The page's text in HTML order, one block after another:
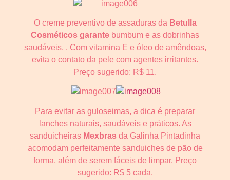
O creme preventivo de assaduras da Betulla
Cosméticos garante bumbum e as dobrinhas
saudáveis, . Com vitamina E e óleo de amêndoas,
evita o contato da pele com agentes irritantes.
Preço sugerido: R$ 11.
Para evitar as guloseimas, a dica é preparar
lanches naturais, saudáveis e práticos. As
sanduicheiras Mexbras da Galinha Pintadinha
acomodam perfeitamente sanduiches de pão de
forma, além de serem fáceis de limpar. Preço
sugerido: R$ 5 cada.